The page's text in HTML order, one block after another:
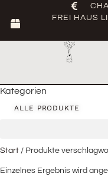
FREI HAUS
Kategorien
ALLE PRODUKTE
Start / Produkte
Einzelnes Ergebnis wird